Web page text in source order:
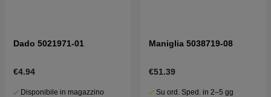
Dado 5021971-01
€4.94
Disponibile in magazzino
Maniglia 5038719-08
€51.39
Su ord. Sped. in 2–5 gg